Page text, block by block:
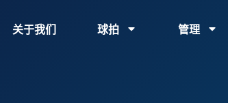
关于我们 球拍 管理